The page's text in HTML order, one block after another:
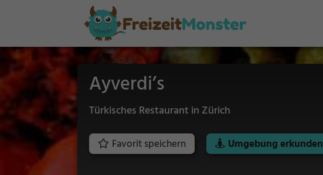
Ayverdi’s
Türkisches Restaurant in Zürich
Favorit speichern Umgebung erkunden